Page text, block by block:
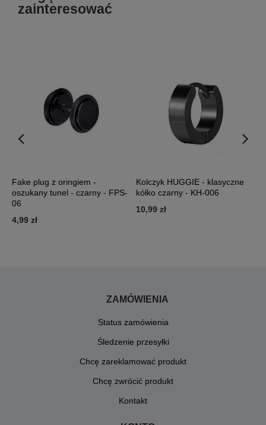
zainteresować
Fake plug z oringiem -
oszukany tunel - czarny - FPS-
06
4,99 zł
Kolczyk HUGGIE - klasyczne
kółko czarny - KH-006
10,99 zł
ZAMÓWIENIA
Status zamówienia
Śledzenie przesyłki
Chcę zareklamować produkt
Chcę zwrócić produkt
Kontakt